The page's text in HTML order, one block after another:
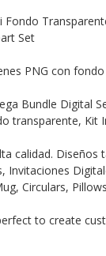
Fondo
Set
PNG con
Bundle Digital
transparente, Kit
calidad. Diseños
Invitaciones
Circulars,
to create